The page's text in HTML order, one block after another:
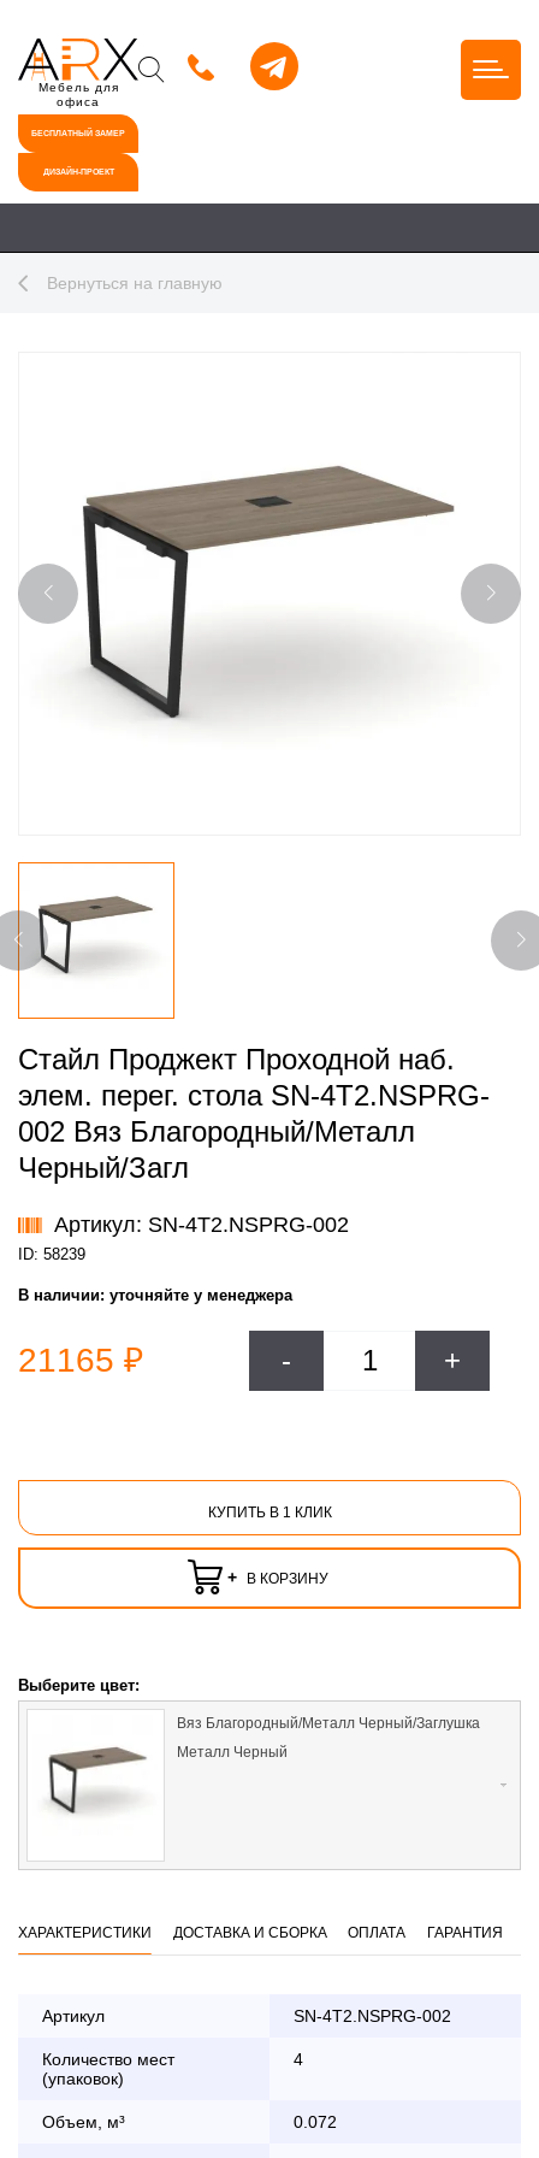
Мебель для
офиса
БЕСПЛАТНЫЙ ЗАМЕР
ДИЗАЙН-ПРОЕКТ
Вернуться на главную
Стайл Проджект Проходной наб.
элем. перег. стола SN-4T2.NSPRG-
002 Вяз Благородный/Металл
Черный/Загл
Артикул: SN-4T2.NSPRG-002
ID: 58239
В наличии: уточняйте у менеджера
21165 ₽ - +
КУПИТЬ В 1 КЛИК
+ В КОРЗИНУ
Выберите цвет:
Вяз Благородный/Металл Черный/Заглушка
Металл Черный
ХАРАКТЕРИСТИКИ ДОСТАВКА И СБОРКА ОПЛАТА ГАРАНТИЯ
Артикул SN-4T2.NSPRG-002
Количество мест
(упаковок)
4
Объем, м³ 0.072
заказа банковской картой